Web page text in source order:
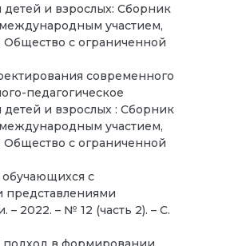
и взрослых: Сборник
участием,
Общество с ограниченной
современного
педагогическое
и взрослых : Сборник
участием,
Общество с ограниченной
с
представлениями
2022. – № 12 (часть 2). – С.